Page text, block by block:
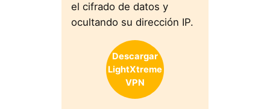
el cifrado de datos y
ocultando su dirección IP.
Descargar
LightXtreme
VPN